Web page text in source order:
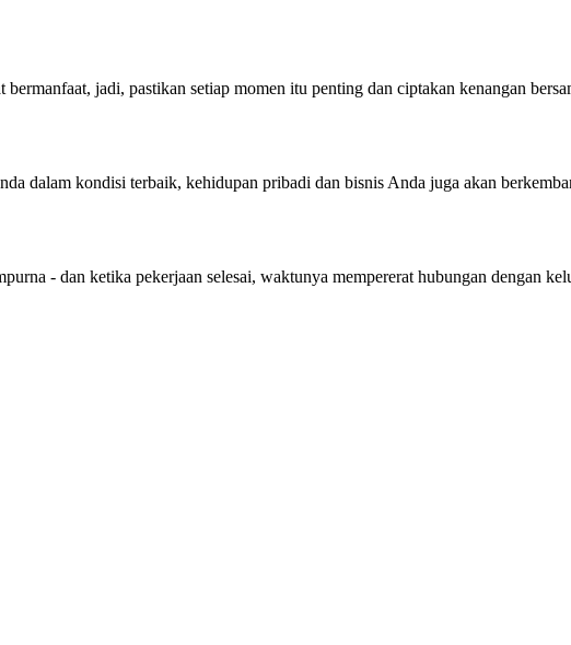
jadi, pastikan setiap momen itu penting dan ciptakan kenangan
dalam kondisi terbaik, kehidupan pribadi dan bisnis Anda juga akan
- dan ketika pekerjaan selesai, waktunya mempererat hubungan dengan